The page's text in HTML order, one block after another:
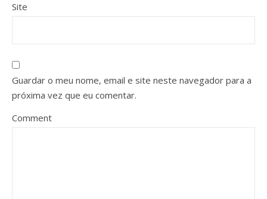
Site
Guardar o meu nome, email e site neste navegador para a
próxima vez que eu comentar.
Comment